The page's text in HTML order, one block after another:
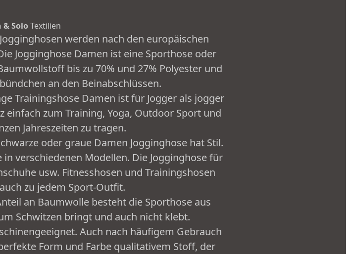
Solo Textilien
werden nach den europäischen
Jogginghose Damen ist eine Sporthose oder
bis zu 70% und 27% Polyester und
an den Beinabschlüssen.
Trainingshose Damen ist für Jogger als jogger
einfach zum Training, Yoga, Outdoor Sport und
Jahreszeiten zu tragen.
oder graue Damen Jogginghose hat Stil.
verschiedenen Modellen. Die Jogginghose für
usw. Fitnesshosen und Trainingshosen
zu jedem Sport-Outfit.
an Baumwolle besteht die Sporthose aus
Schwitzen bringt und auch nicht klebt.
Auch nach häufigem Gebrauch
Form und Farbe qualitativem Stoff, der